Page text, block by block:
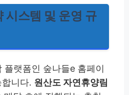
시스템 및 운영 규
플랫폼인 숲나들e 홈페이
니다. 원산도 자연휴양림